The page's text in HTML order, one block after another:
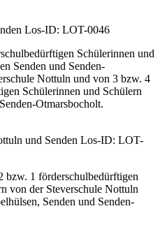
Los-ID: LOT-0046
Schülerinnen und
Senden und Senden-
Nottuln und von 3 bzw. 4
Schülerinnen und Schülern
Otmarsbocholt.
und Senden Los-ID: LOT-
bzw. 1 förderschulbedürftigen
von der Steverschule Nottuln
Senden und Senden-